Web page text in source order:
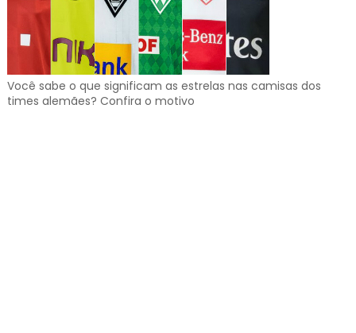
Você sabe o que significam as estrelas nas camisas dos
times alemães? Confira o motivo